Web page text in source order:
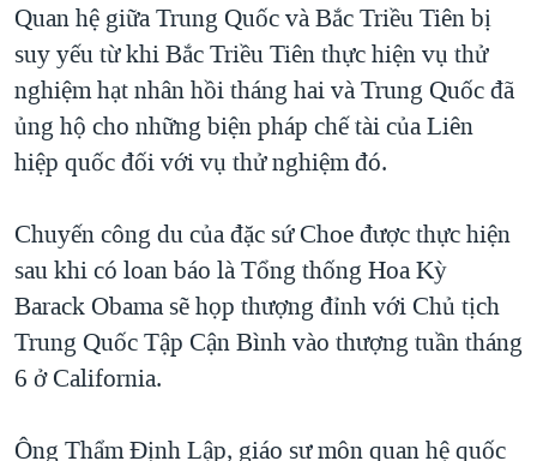
Quan hệ giữa Trung Quốc và Bắc Triều Tiên bị
suy yếu từ khi Bắc Triều Tiên thực hiện vụ thử
nghiệm hạt nhân hồi tháng hai và Trung Quốc đã
ủng hộ cho những biện pháp chế tài của Liên
hiệp quốc đối với vụ thử nghiệm đó.
Chuyến công du của đặc sứ Choe được thực hiện
sau khi có loan báo là Tổng thống Hoa Kỳ
Barack Obama sẽ họp thượng đỉnh với Chủ tịch
Trung Quốc Tập Cận Bình vào thượng tuần tháng
6 ở California.
Ông Thẩm Định Lập, giáo sư môn quan hệ quốc